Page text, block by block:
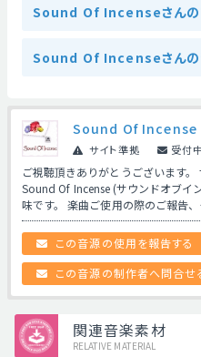
Sound Of Incenseさんの
Sound Of Incenseさんの
Sound Of Incense
サイト準拠 受付中
ご視聴頂きありがとうございます。
Sound Of Incense (サウンドオブイ
味です。 楽曲ご使用の際のご報告
この音源の使用を報告する
この音源の制作者へ問合せ
関連音楽素材
RELATIVE MATERIAL